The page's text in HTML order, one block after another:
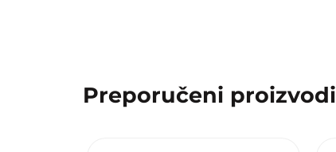
Preporučeni proizvodi